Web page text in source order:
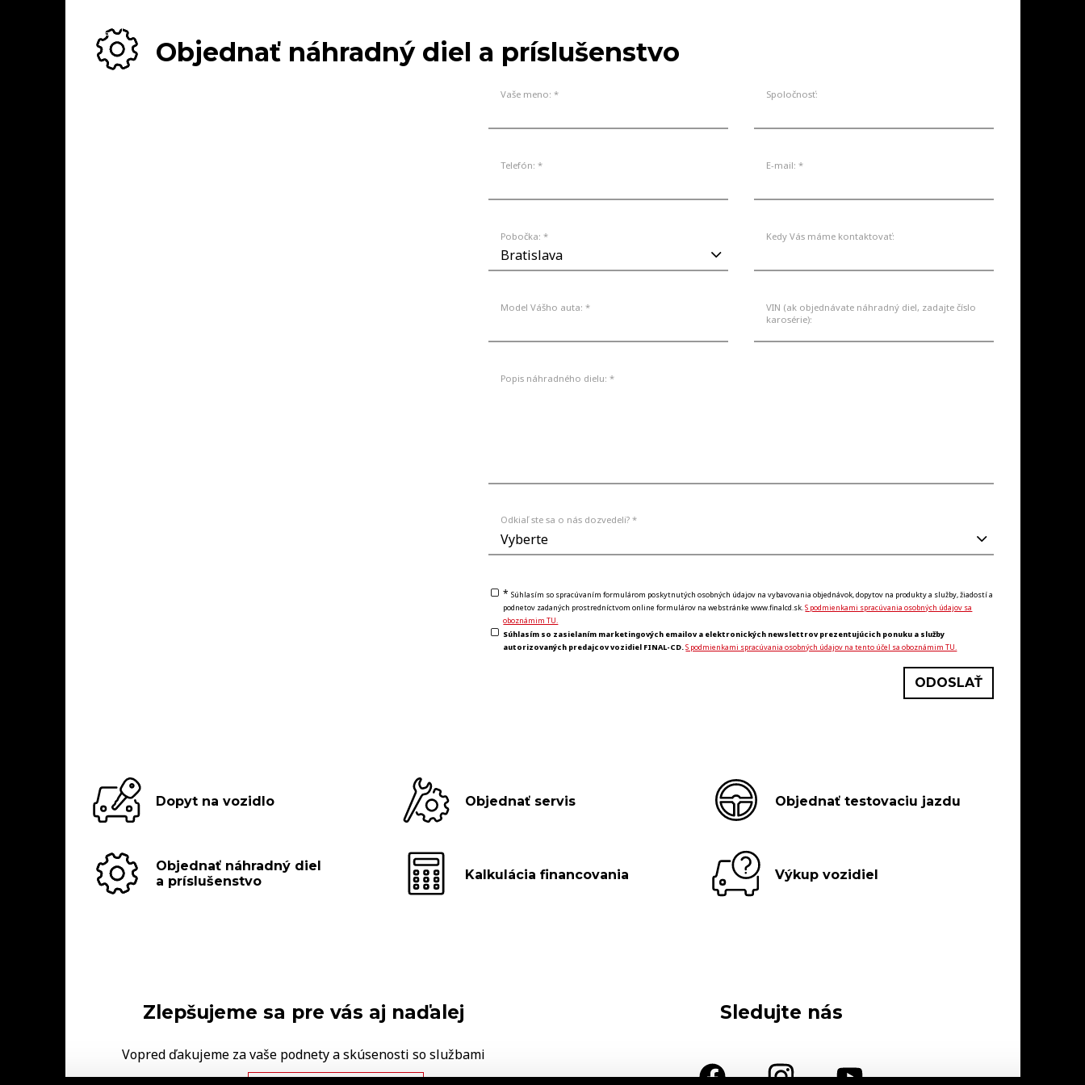
Objednať náhradný diel a príslušenstvo
Vaše meno: * Spoločnosť:
Telefón: * E-mail: *
Pobočka: * Kedy Vás máme kontaktovať:
Model Vášho auta: *
VIN (ak objednávate náhradný diel, zadajte číslo
karosérie):
Popis náhradného dielu: *
Odkiaľ ste sa o nás dozvedeli? *
*Súhlasím so spracúvaním formulárom poskytnutých osobných údajov na vybavovania objednávok, dopytov na produkty a služby, žiadostí a
podnetov zadaných prostredníctvom online formulárov na webstránke www.finalcd.sk.S podmienkami spracúvania osobných údajov sa
oboznámim TU.
Súhlasím so zasielaním marketingových emailov a elektronických newslettrov prezentujúcich ponuku a služby
autorizovaných predajcov vozidiel FINAL-CD. S podmienkami spracúvania osobných údajov na tento účel sa oboznámim TU.
Dopyt na vozidlo Objednať servis Objednať testovaciu jazdu
Objednať náhradný diel
a príslušenstvo
Kalkulácia financovania Výkup vozidiel
Zlepšujeme sa pre vás aj naďalej
Vopred ďakujeme za vaše podnety a skúsenosti so službami
Sledujte nás